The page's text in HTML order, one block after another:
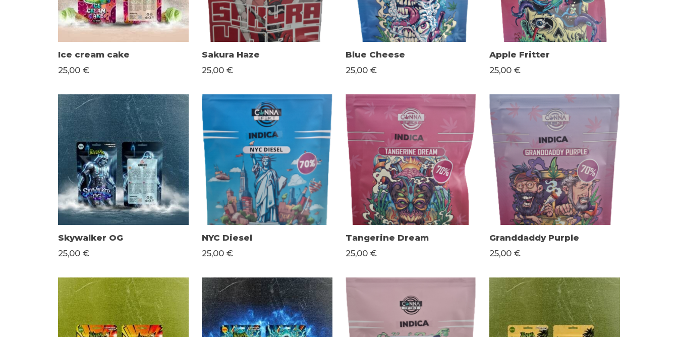
Ice cream cake
25,00 €
Sakura Haze
25,00 €
Blue Cheese
25,00 €
Apple Fritter
25,00 €
Skywalker OG
25,00 €
NYC Diesel
25,00 €
Tangerine Dream
25,00 €
Granddaddy Purple
25,00 €